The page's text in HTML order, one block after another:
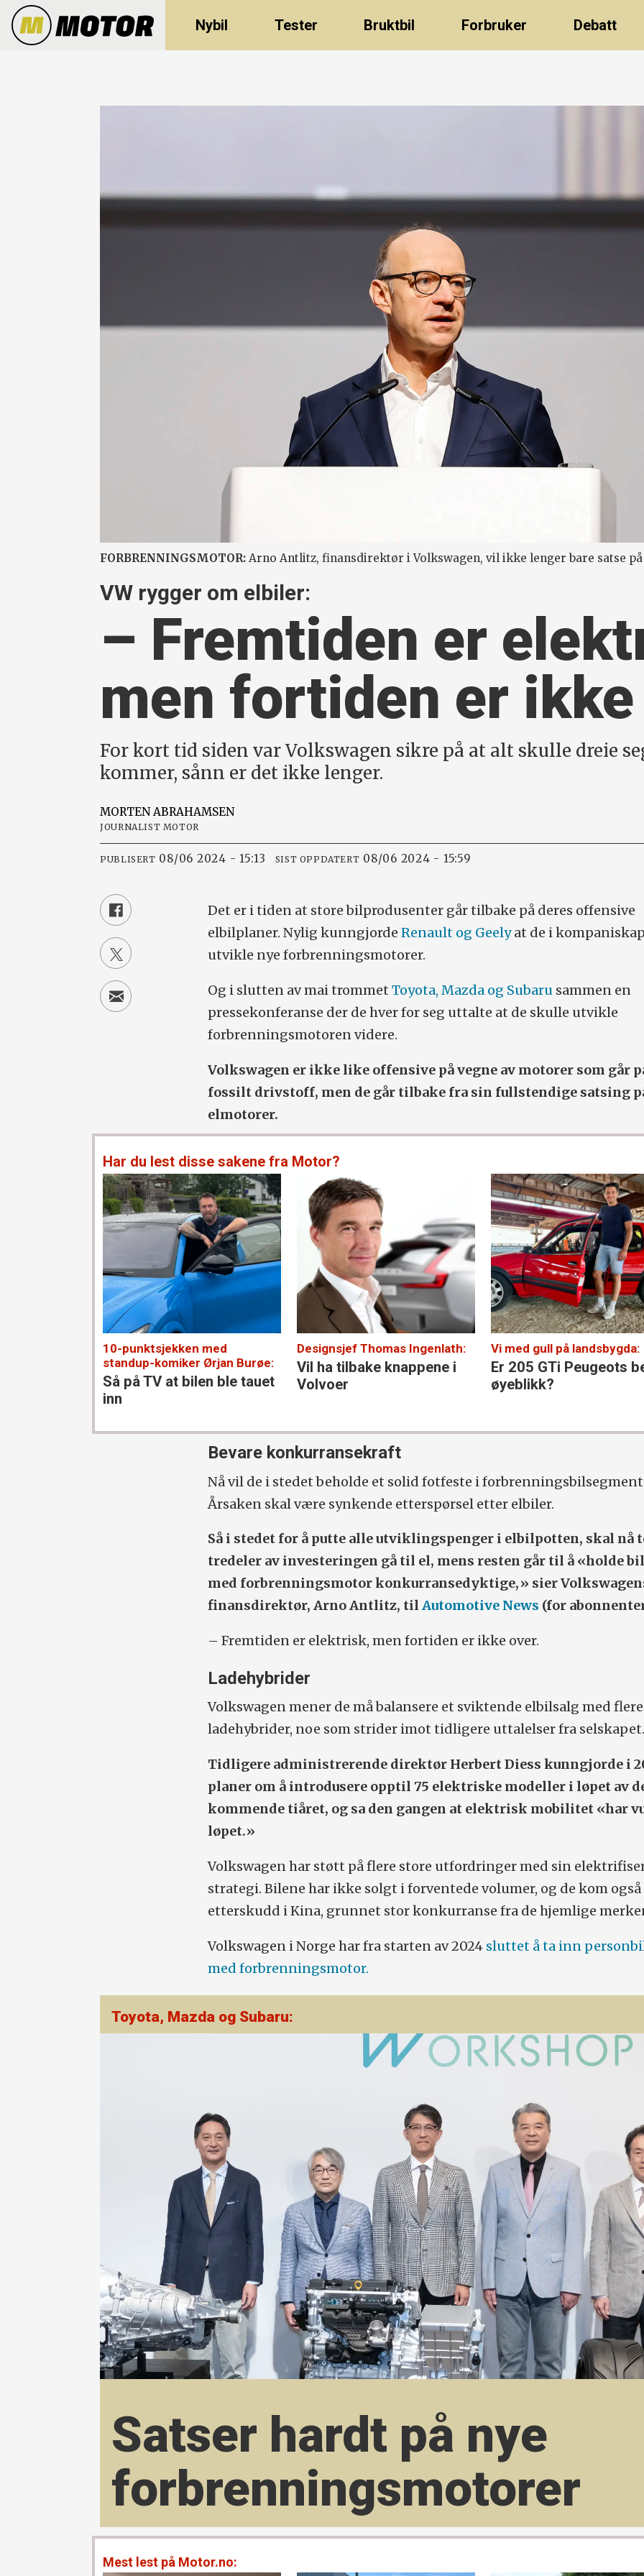
Nybil Tester Bruktbil Forbruker Debatt
FORBRENNINGSMOTOR: Arno Antlitz, finansdirektør i Volkswagen, vil ikke lenger bare satse
VW rygger om elbiler:
– Fremtiden er
men fortiden er
For kort tid siden var Volkswagen sikre på at alt skulle dreie
kommer, sånn er det ikke lenger.
MORTEN ABRAHAMSEN
JOURNALIST MOTOR
PUBLISERT 08/06 2024 - 15:13 SIST OPPDATERT 08/06 2024 - 15:59
Det er i tiden at store bilprodusenter går tilbake på deres offensive
elbilplaner. Nylig kunngjorde Renault og Geelyat de i
utvikle nye forbrenningsmotorer.
Og i slutten av mai trommetToyota, Mazda og Subaru sammen en
pressekonferanse der de hver for seg uttalte at de skulle utvikle
forbrenningsmotoren videre.
Volkswagen er ikke like offensive på vegne av motorer som går
fossilt drivstoff, men de går tilbake fra sin fullstendige satsing
elmotorer.
Har du lest disse sakene fra Motor?
10-punktsjekken med
standup-komiker Ørjan Burøe:
Så på TV at bilen ble tauet
inn
Designsjef Thomas Ingenlath:
Vil ha tilbake knappene i
Volvoer
Vi med gull på landsbygda:
Er 205 GTi Peugeots
øyeblikk?
Bevare konkurransekraft
Nå vil de i stedet beholde et solid fotfeste i
Årsaken skal være synkende etterspørsel etter elbiler.
Så i stedet for å putte alle utviklingspenger i elbilpotten, skal nå
tredeler av investeringen gå til el, mens resten går til å «holde
med forbrenningsmotor konkurransedyktige,» sier
finansdirektør, Arno Antlitz, tilAutomotive News (for
– Fremtiden er elektrisk, men fortiden er ikke over.
Ladehybrider
Volkswagen mener de må balansere et sviktende elbilsalg med flere
ladehybrider, noe som strider imot tidligere uttalelser fra
Tidligere administrerende direktør Herbert Diess kunngjorde i
planer om å introdusere opptil 75 elektriske modeller i løpet av
kommende tiåret, og sa den gangen at elektrisk mobilitet «har
løpet.»
Volkswagen har støtt på flere store utfordringer med sin
strategi. Bilene har ikke solgt i forventede volumer, og de kom også
etterskudd i Kina, grunnet stor konkurranse fra de hjemlige
Volkswagen i Norge har fra starten av 2024 sluttet å ta inn
med forbrenningsmotor.
Toyota, Mazda og Subaru:
Satser hardt på nye
forbrennings­motorer
Mest lest på Motor.no: